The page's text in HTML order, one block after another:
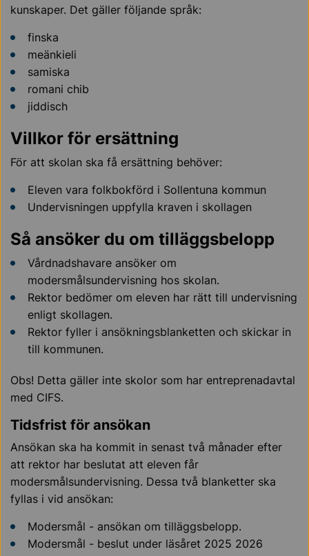
kunskaper. Det gäller följande språk:
finska
meänkieli
samiska
romani chib
jiddisch
Villkor för ersättning
För att skolan ska få ersättning behöver:
Eleven vara folkbokförd i Sollentuna kommun
Undervisningen uppfylla kraven i skollagen
Så ansöker du om tilläggsbelopp
Vårdnadshavare ansöker om
modersmålsundervisning hos skolan.
Rektor bedömer om eleven har rätt till undervisning
enligt skollagen.
Rektor fyller i ansökningsblanketten och skickar in
till kommunen.
Obs! Detta gäller inte skolor som har entreprenadavtal
med CIFS.
Tidsfrist för ansökan
Ansökan ska ha kommit in senast två månader efter
att rektor har beslutat att eleven får
modersmålsundervisning. Dessa två blanketter ska
fyllas i vid ansökan:
Modersmål - ansökan om tilläggsbelopp.
Modersmål - beslut under läsåret 2025 2026